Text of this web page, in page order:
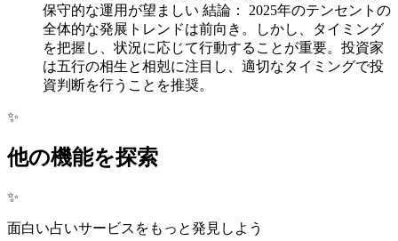
保守的な運用が望ましい 結論： 2025年のテンセントの
全体的な発展トレンドは前向き。しかし、タイミング
を把握し、状況に応じて行動することが重要。投資家
は五行の相生と相剋に注目し、適切なタイミングで投
資判断を行うことを推奨。
✨
他の機能を探索
✨
面白い占いサービスをもっと発見しよう